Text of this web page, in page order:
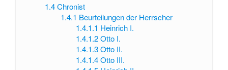
1.4 Chronist
1.4.1 Beurteilungen der Herrscher
1.4.1.1 Heinrich I.
1.4.1.2Otto I.
1.4.1.3Otto II.
1.4.1.4Otto III.